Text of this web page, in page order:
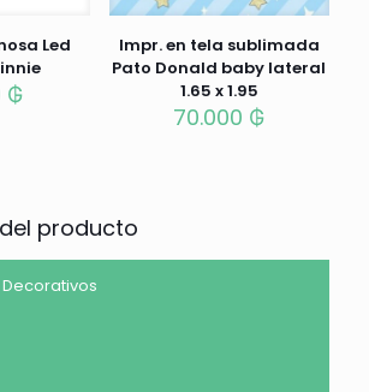
Led
₲
Impr. en tela sublimada
Pato Donald baby lateral
1.65 x 1.95
70.000 ₲
producto